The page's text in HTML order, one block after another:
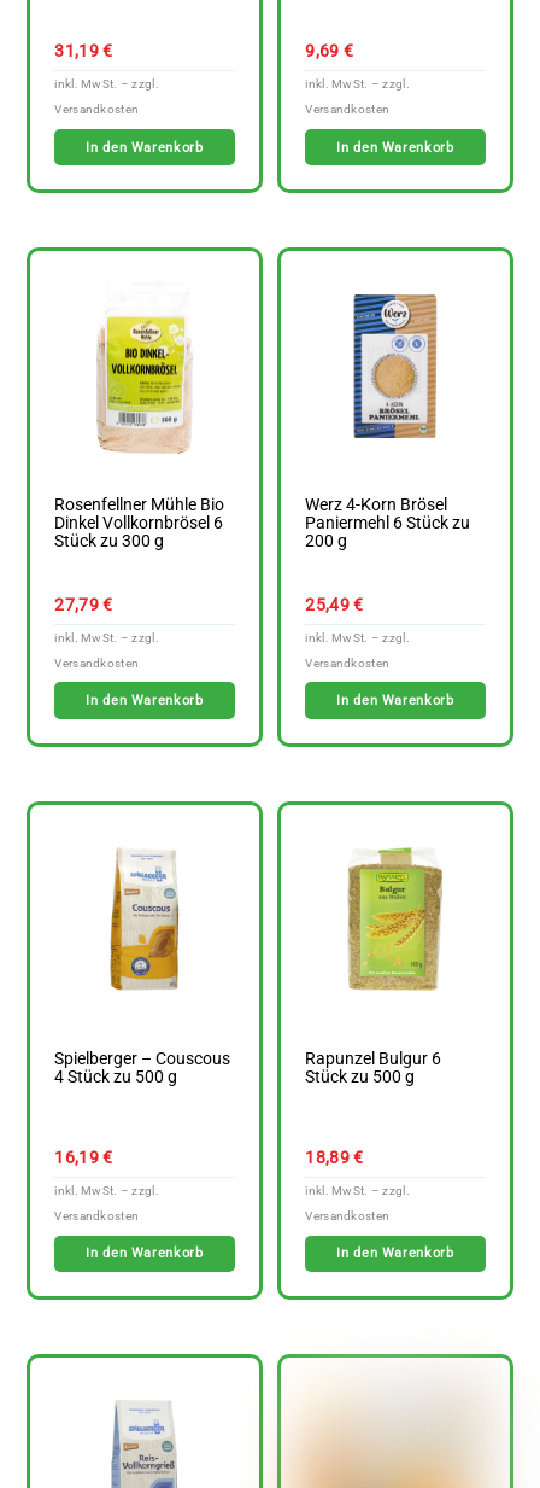
31,19€
In den Warenkorb
9,69 €
In den Warenkorb
Rosenfellner Mühle Bio
Dinkel Vollkornbrösel 6
Stück zu 300 g
27,79€
In den Warenkorb
Werz 4-Korn Brösel
Paniermehl 6 Stück zu
200 g
25,49€
In den Warenkorb
Spielberger – Couscous
4 Stück zu 500 g
16,19€
In den Warenkorb
Rapunzel Bulgur 6
Stück zu 500 g
18,89€
In den Warenkorb